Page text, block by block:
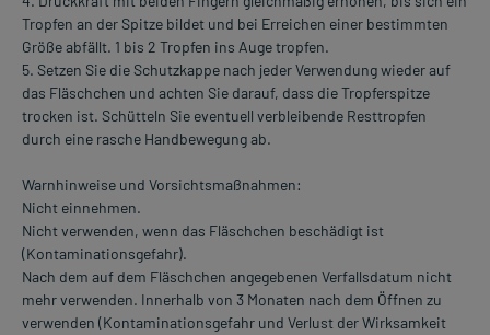
Tropfen an der Spitze bildet und bei Erreichen einer bestimmten
Größe abfällt. 1 bis 2 Tropfen ins Auge tropfen.
5. Setzen Sie die Schutzkappe nach jeder Verwendung wieder auf
das Fläschchen und achten Sie darauf, dass die Tropferspitze
trocken ist. Schütteln Sie eventuell verbleibende Resttropfen
durch eine rasche Handbewegung ab.
Warnhinweise und Vorsichtsmaßnahmen:
Nicht einnehmen.
Nicht verwenden, wenn das Fläschchen beschädigt ist
(Kontaminationsgefahr).
Nach dem auf dem Fläschchen angegebenen Verfallsdatum nicht
mehr verwenden. Innerhalb von 3 Monaten nach dem Öffnen zu
verwenden (Kontaminationsgefahr und Verlust der Wirksamkeit